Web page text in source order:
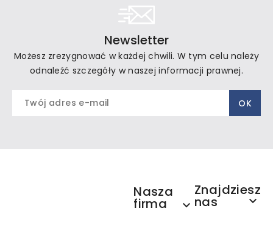
Newsletter
Możesz zrezygnować w każdej chwili. W tym celu należy
odnaleźć szczegóły w naszej informacji prawnej.
Nasza
firma 
Znajdziesz
nas 